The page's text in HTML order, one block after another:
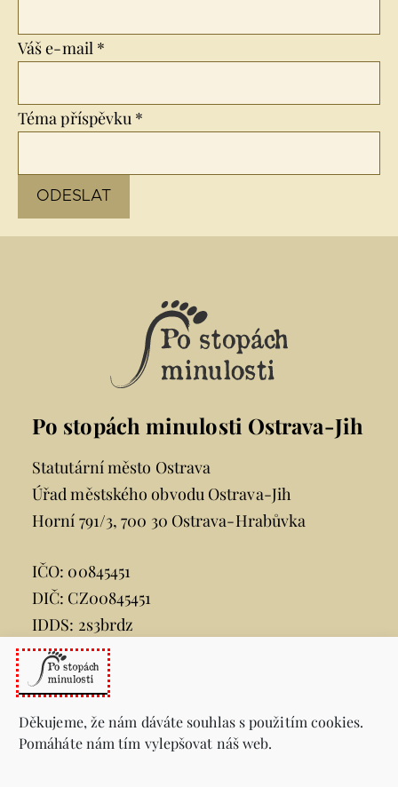
Děkujeme, že nám dáváte souhlas s použitím cookies.
Pomáháte nám tím vylepšovat náš web.
Váš e-mail *
Téma příspěvku *
Po stopách minulosti Ostrava-Jih
Statutární město Ostrava
Úřad městského obvodu Ostrava-Jih
Horní 791/3, 700 30 Ostrava-Hrabůvka
IČO: 00845451
DIČ: CZ00845451
IDDS: 2s3brdz
e-mail:posta@ovajih.cz
telefon:599 444 444
Informace